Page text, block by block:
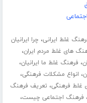
غلط ایرانی، چرا ایرانیان
های غلط مردم ایران،
، فرهنگ غلط ما ایرانیان،
، انواع مشکلات فرهنگی،
غلط فرهنگی، تعریف فرهنگ
، فرهنگ اجتماعی چیست،